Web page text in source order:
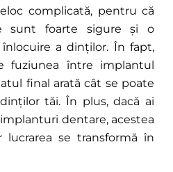
complicată, pentru că
sunt foarte sigure și o
a dinților. În fapt,
fuziunea între implantul
final arată cât se poate
tăi. În plus, dacă ai
dentare, acestea
se transformă în